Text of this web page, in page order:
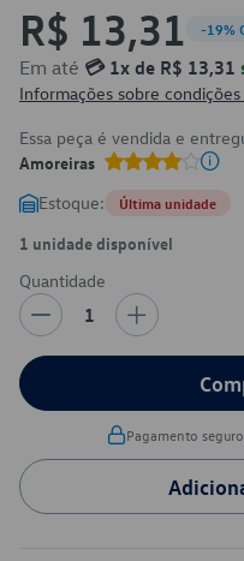
R$ 13,31 -19%
Em até 💳 1x de R$ 13,31
Informações sobre
Essa peça é vendida e
Amoreiras
Estoque: Última unidade
1 unidade disponível
Quantidade
1
Pagamento seguro